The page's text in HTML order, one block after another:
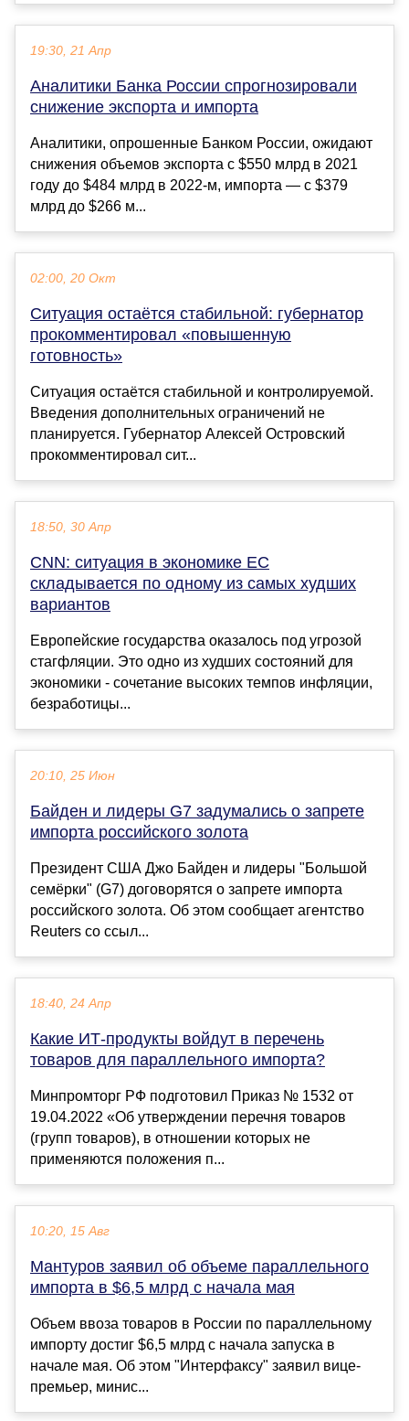
19:30, 21 Апр
Аналитики Банка России спрогнозировали
снижение экспорта и импорта
Аналитики, опрошенные Банком России, ожидают
снижения объемов экспорта с $550 млрд в 2021
году до $484 млрд в 2022-м, импорта — с $379
млрд до $266 м...
02:00, 20 Окт
Ситуация остаётся стабильной: губернатор
прокомментировал «повышенную
готовность»
Ситуация остаётся стабильной и контролируемой.
Введения дополнительных ограничений не
планируется. Губернатор Алексей Островский
прокомментировал сит...
18:50, 30 Апр
CNN: ситуация в экономике ЕС
складывается по одному из самых худших
вариантов
Европейские государства оказалось под угрозой
стагфляции. Это одно из худших состояний для
экономики - сочетание высоких темпов инфляции,
безработицы...
20:10, 25 Июн
Байден и лидеры G7 задумались о запрете
импорта российского золота
Президент США Джо Байден и лидеры "Большой
семёрки" (G7) договорятся о запрете импорта
российского золота. Об этом сообщает агентство
Reuters со ссыл...
18:40, 24 Апр
Какие ИТ-продукты войдут в перечень
товаров для параллельного импорта?
Минпромторг РФ подготовил Приказ № 1532 от
19.04.2022 «Об утверждении перечня товаров
(групп товаров), в отношении которых не
применяются положения п...
10:20, 15 Авг
Мантуров заявил об объеме параллельного
импорта в $6,5 млрд с начала мая
Объем ввоза товаров в России по параллельному
импорту достиг $6,5 млрд с начала запуска в
начале мая. Об этом "Интерфаксу" заявил вице-
премьер, минис...